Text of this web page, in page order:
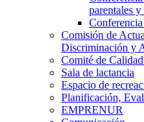
parentales
Comisión de
Discriminación y
Comité de
Sala de lactancia
Espacio de
Planificación,
EMPRENUR